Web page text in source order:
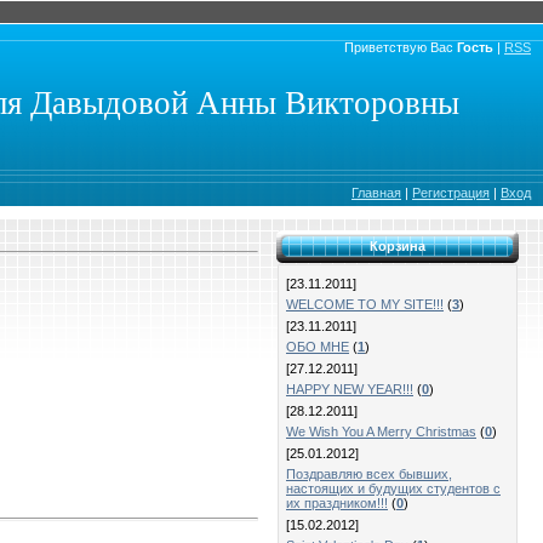
Приветствую Вас Гость | RSS
Давыдовой Анны Викторовны
Главная | Регистрация | Вход
Корзина
[23.11.2011]
WELCOME TO MY SITE!!! (3)
[23.11.2011]
ОБО МНЕ (1)
[27.12.2011]
HAPPY NEW YEAR!!! (0)
[28.12.2011]
We Wish You A Merry Christmas (0)
[25.01.2012]
Поздравляю всех бывших,
настоящих и будущих студентов с
их праздником!!! (0)
[15.02.2012]